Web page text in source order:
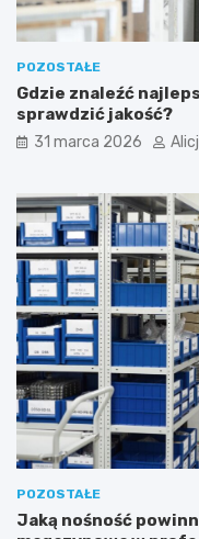
POZOSTAŁE
Gdzie znaleźć
sprawdzić jakość?
31 marca 2026
POZOSTAŁE
Jaką nośność